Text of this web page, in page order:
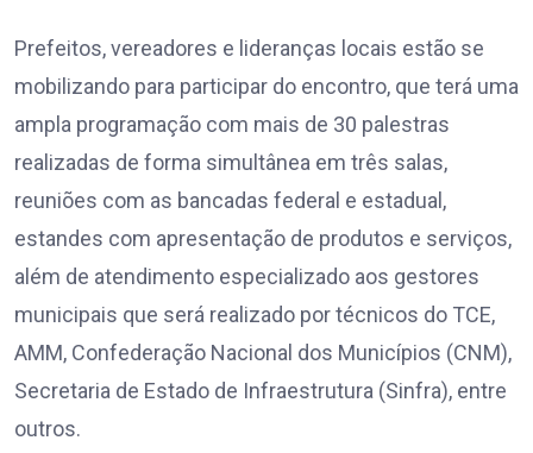
Prefeitos, vereadores e lideranças locais estão se
mobilizando para participar do encontro, que terá uma
ampla programação com mais de 30 palestras
realizadas de forma simultânea em três salas,
reuniões com as bancadas federal e estadual,
estandes com apresentação de produtos e serviços,
além de atendimento especializado aos gestores
municipais que será realizado por técnicos do TCE,
AMM, Confederação Nacional dos Municípios (CNM),
Secretaria de Estado de Infraestrutura (Sinfra), entre
outros.